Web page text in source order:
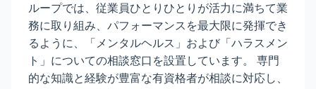
ループでは、従業員ひとりひとりが活力に満ちて業
務に取り組み、パフォーマンスを最大限に発揮でき
るように、「メンタルヘルス」および「ハラスメン
ト」についての相談窓口を設置しています。 専門
的な知識と経験が豊富な有資格者が相談に対応し、